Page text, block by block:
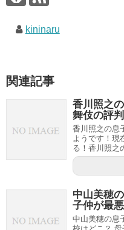
kininaru
関連記事
香川照之
舞伎の評
香川照之の息
ようです！現
る！香川照之
中山美穂
子仲が最
中山美穂の息